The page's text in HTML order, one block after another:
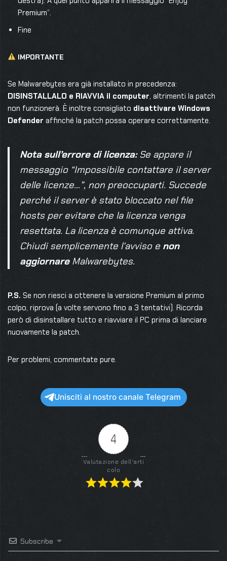
Premium”.
Fine
IMPORTANTE
Se Malwarebytes era già installato in precedenza:
DISINSTALLALO e RIAVVIA il computer, altrimenti la patch
non funzionerà. È inoltre consigliato disattivare Windows
Defender affinché la patch possa operare correttamente.
Nota sull’errore di licenza:Se appare il
messaggio “Impossibile contattare il server
delle licenze…”, non preoccuparti. Succede
perché il server è stato bloccato nel file
hostsper evitare che la licenza venga
resettata. La licenza è comunque attiva.
Chiudi semplicemente l’avviso e non
aggiornareMalwarebytes.
P.S. Se non riesci a ottenere la versione Premium al primo
colpo, riprova (a volte servono fino a 3 tentativi). Ricorda
però di disinstallare tutto e riavviare il PC prima di lanciare
nuovamente la patch.
Per problemi, commentate pure.
Unisciti al nostro canale Telegram
4
Valutazione dell'arti
colo
Subscribe